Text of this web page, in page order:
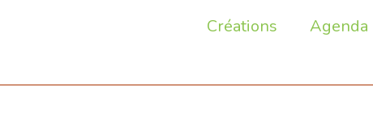
Créations Agenda